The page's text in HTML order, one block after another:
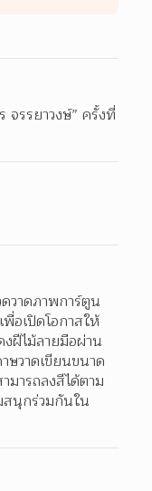
จรรยาวงษ์” ครั้งที่
วาดภาพการ์ตูน
พื่อเปิดโอกาสให้
ฝีไม้ลายมือผ่าน
ษวาดเขียนขนาด
มารถลงสีได้ตาม
นุกร่วมกันใน